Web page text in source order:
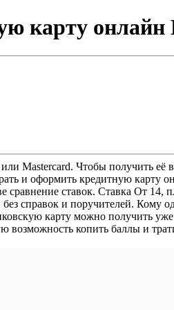
карту
Mastercard. Чтобы получить
и оформить кредитную карту
сравнение ставок. Ставка От
без справок и поручителей.
карту можно получить
возможность копить баллы и